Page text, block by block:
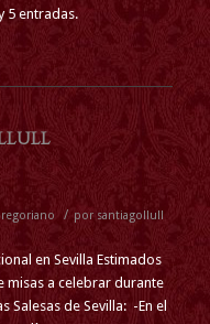
5 entradas.
/ por santiagollull
en Sevilla Estimados
a celebrar durante
Salesas de Sevilla: -En el